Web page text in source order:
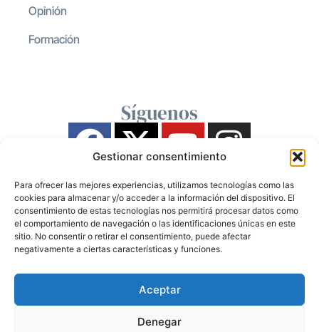
Gestionar consentimiento
Para ofrecer las mejores experiencias, utilizamos tecnologías como las
cookies para almacenar y/o acceder a la información del dispositivo. El
consentimiento de estas tecnologías nos permitirá procesar datos como
el comportamiento de navegación o las identificaciones únicas en este
sitio. No consentir o retirar el consentimiento, puede afectar
negativamente a ciertas características y funciones.
Aceptar
Denegar
Opinión
Formación
Síguenos